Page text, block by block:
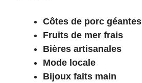
Côtes de porc géantes
Fruits de mer frais
Bières artisanales
Mode locale
Bijoux faits main